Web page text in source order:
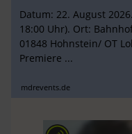
Datum: 22. August
18:00 Uhr). Ort:
01848 Hohnstein/ OT
Premiere ...
mdrevents.de